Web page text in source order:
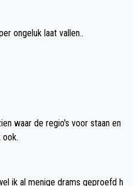
ongeluk laat vallen..
waar de regio's voor staan en
ik al menige drams geproefd h